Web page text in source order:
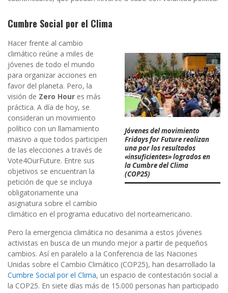
Cumbre Social por el Clima
Jóvenes del movimiento
Fridays for Future realizan
una por los resultados
«insuficientes» logrados en
la Cumbre del Clima
(COP25)
Hacer frente al cambio
climático reúne a miles de
jóvenes de todo el mundo
para organizar acciones en
favor del planeta. Pero, la
visión de Zero Hour es más
práctica. A día de hoy, se
consideran un movimiento
político con un llamamiento
masivo a que todos participen
de las elecciones a través de
Vote4OurFuture. Entre sus
objetivos se encuentran la
petición de que se incluya
obligatoriamente una
asignatura sobre el cambio
climático en el programa educativo del norteamericano.
Pero la emergencia climática no desanima a estos jóvenes
activistas en busca de un mundo mejor a partir de pequeños
cambios. Así en paralelo a la Conferencia de las Naciones
Unidas sobre el Cambio Climático (COP25), han desarrollado la
Cumbre Social por el Clima, un espacio de contestación social a
la COP25. En siete días más de 15.000 personas han participado